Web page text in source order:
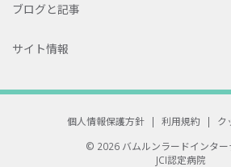
ブログと記事
サイト情報
個人情報保護方針 | 利用規約 |
ク
© 2026 バムルンラードインター
JCI認定病院